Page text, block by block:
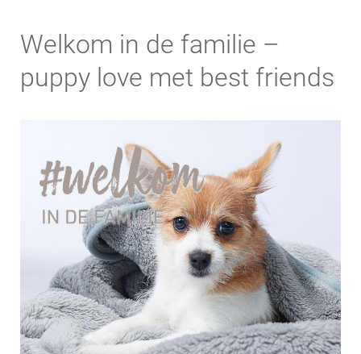
Welkom in de familie –
puppy love met best friends